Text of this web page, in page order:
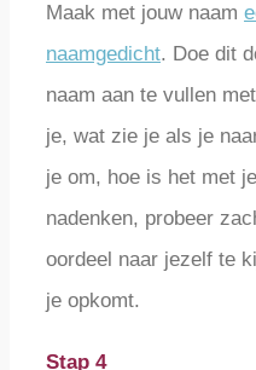
Maak met jouw naam
naamgedicht. Doe dit
naam aan te vullen
je, wat zie je als je
je om, hoe is het met
nadenken, probeer
oordeel naar jezelf te
je opkomt.
Stap 4